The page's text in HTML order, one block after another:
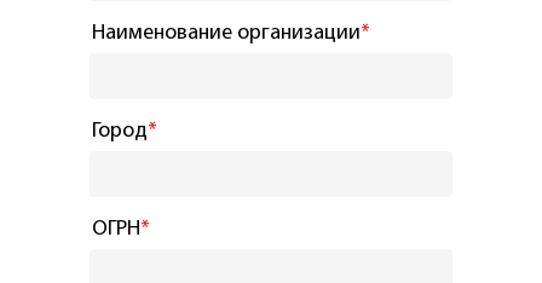
Наименование организации*
Город*
ОГРН*